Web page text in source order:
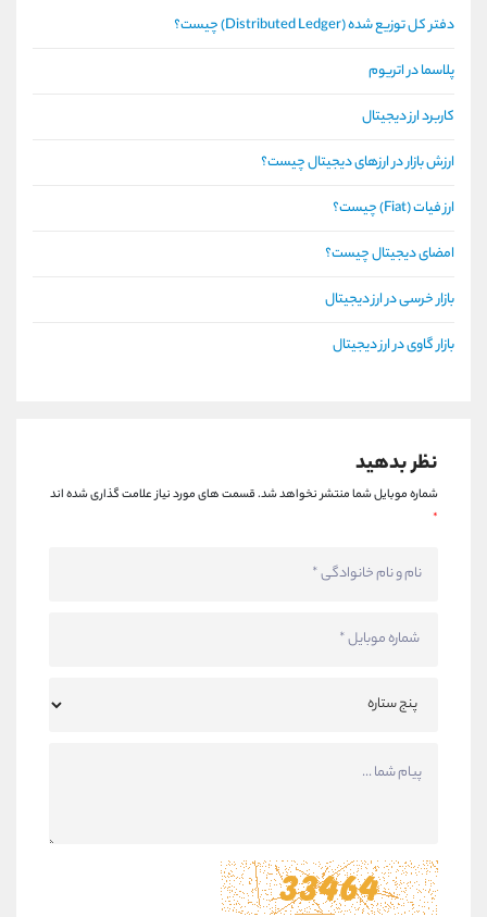
دفتر کل توزیع شده (Distributed Ledger) چیست؟
پلاسما در اتریوم
کاربرد ارز دیجیتال
ارزش بازار در ارزهای دیجیتال چیست؟
ارز فیات (Fiat) چیست؟
امضای دیجیتال چیست؟
بازار خرسی در ارز دیجیتال
بازار گاوی در ارز دیجیتال
نظر بدهید
شماره موبایل شما منتشر نخواهد شد.قسمت های مورد نیاز علامت گذاری شده اند
*